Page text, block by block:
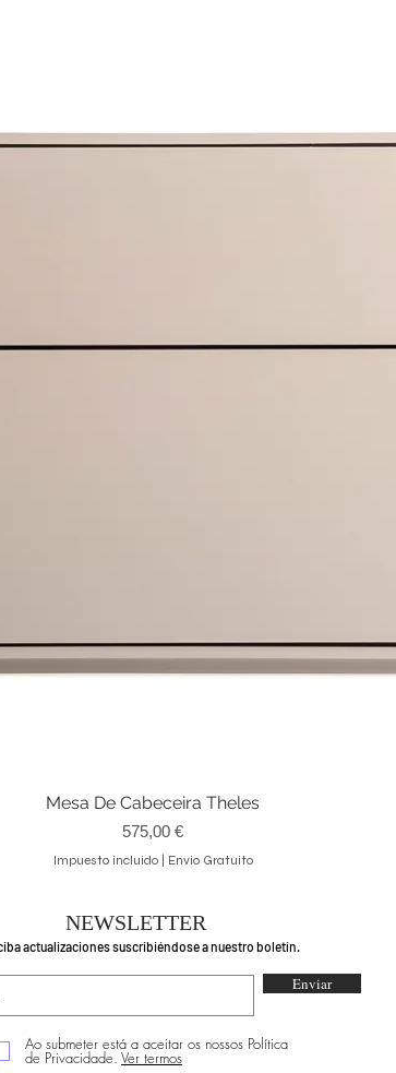
Vista rápida
Mesa De Cabeceira Theles
Precio
575,00 €
Impuesto incluido| Envio Gratuito
NEWSLETTER
actualizaciones suscribiéndose a nuestro boletín.
Enviar
Ao submeter está a aceitar os nossos Política
de Privacidade. Ver termos